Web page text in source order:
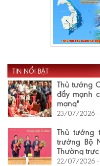
TIN NỔI BẬT
Thủ tướng
đẩy mạnh
mạng"
23/07/2026 -
Thủ tướng
trưởng Bộ
Thường
22/07/2026